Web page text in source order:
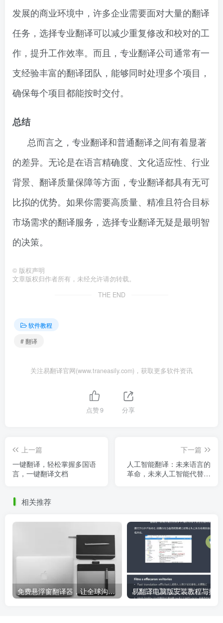
发展的商业环境中，许多企业需要面对大量的翻译
任务，选择专业翻译可以减少重复修改和校对的工
作，提升工作效率。而且，专业翻译公司通常有一
支经验丰富的翻译团队，能够同时处理多个项目，
确保每个项目都能按时交付。
总结
总而言之，专业翻译和普通翻译之间有着显著
的差异。无论是在语言精确度、文化适应性、行业
背景、翻译质量保障等方面，专业翻译都具有无可
比拟的优势。如果你需要高质量、精准且符合目标
市场需求的翻译服务，选择专业翻译无疑是最明智
的决策。
© 版权声明
文章版权归作者所有，未经允许请勿转载。
THE END
软件教程
# 翻译
关注易翻译官网(www.traneasily.com)，获取更多软件资讯
点赞9 分享
上一篇
一键翻译，轻松掌握多国语
言，一键翻译文档
下一篇
人工智能翻译：未来语言的
革命，未来人工智能代替翻
相关推荐
免费悬浮窗翻译器，让全球沟通无障碍！